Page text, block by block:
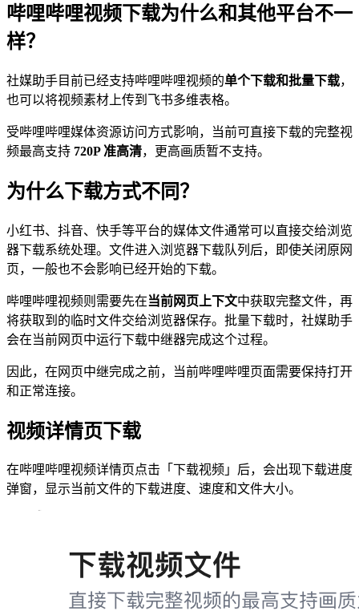
哔哩哔哩视频下载为什么和其他平台不一
样？
社媒助手目前已经支持哔哩哔哩视频的单个下载和批量下载，
也可以将视频素材上传到飞书多维表格。
受哔哩哔哩媒体资源访问方式影响，当前可直接下载的完整视
频最高支持 720P 准高清，更高画质暂不支持。
为什么下载方式不同？
小红书、抖音、快手等平台的媒体文件通常可以直接交给浏览
器下载系统处理。文件进入浏览器下载队列后，即使关闭原网
页，一般也不会影响已经开始的下载。
哔哩哔哩视频则需要先在当前网页上下文中获取完整文件，再
将获取到的临时文件交给浏览器保存。批量下载时，社媒助手
会在当前网页中运行下载中继器完成这个过程。
因此，在网页中继完成之前，当前哔哩哔哩页面需要保持打开
和正常连接。
视频详情页下载
在哔哩哔哩视频详情页点击「下载视频」后，会出现下载进度
弹窗，显示当前文件的下载进度、速度和文件大小。